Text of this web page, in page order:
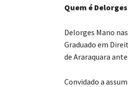
Quem é
Delorges Mano
Graduado em
de Araraquara
Convidado a